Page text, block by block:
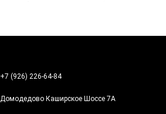
+7 (926) 226-64-84
Домодедово Каширское Шоссе 7А